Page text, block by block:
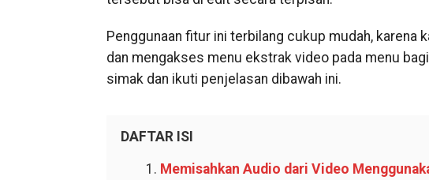
Penggunaan fitur ini terbilang cukup mudah, karena
dan mengakses menu ekstrak video pada menu
simak dan ikuti penjelasan dibawah ini.
DAFTAR ISI
Memisahkan Audio dari Video